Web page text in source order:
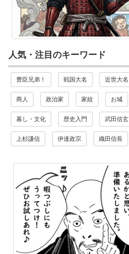
人気・注目のキーワード
豊臣兄弟！ 戦国大名 近世大名
商人 政治家 家紋 お城
暮し・文化 歴史入門 武田信玄
上杉謙信 伊達政宗 織田信長